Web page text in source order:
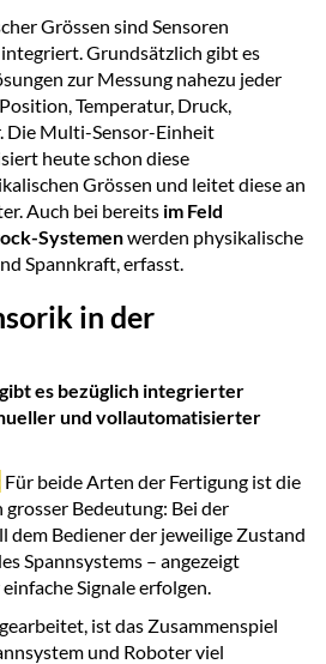
Grössen sind Sensoren
Grundsätzlich gibt es
zur Messung nahezu jeder
Temperatur, Druck,
Die Multi-Sensor-Einheit
heute schon diese
Grössen und leitet diese an
Auch bei bereits im Feld
Systemenwerden physikalische
Spannkraft, erfasst.
in der
es bezüglich integrierter
und vollautomatisierter
Für beide Arten der Fertigung ist die
Bedeutung: Bei der
dem Bediener der jeweilige Zustand
Spannsystems – angezeigt
Signale erfolgen.
ist das Zusammenspiel
und Roboter viel